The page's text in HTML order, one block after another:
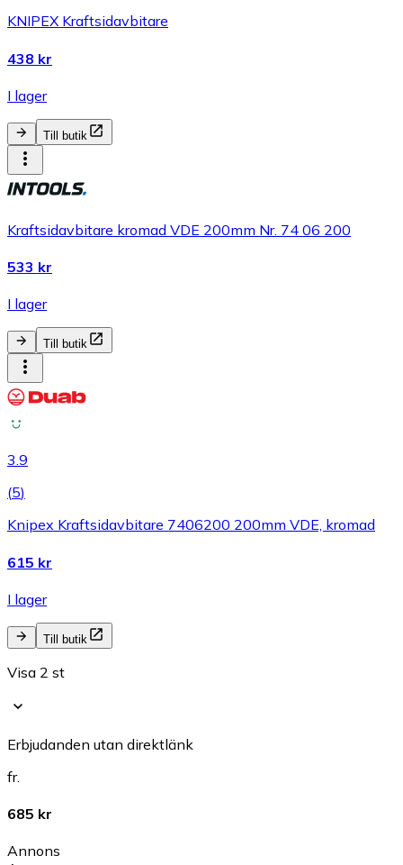
KNIPEX Kraftsidavbitare
438 kr
I lager
Till butik
Kraftsidavbitare kromad VDE 200mm Nr. 74 06 200
533 kr
I lager
Till butik
3.9
(5)
Knipex Kraftsidavbitare 7406200 200mm VDE, kromad
615 kr
I lager
Till butik
Visa 2 st
Erbjudanden utan direktlänk
fr.
685 kr
Annons